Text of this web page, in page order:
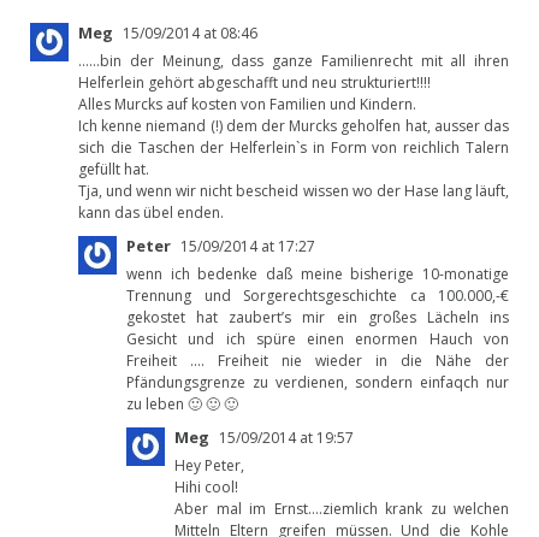
Meg 15/09/2014 at 08:46
……bin der Meinung, dass ganze Familienrecht mit all ihren
Helferlein gehört abgeschafft und neu strukturiert!!!!
Alles Murcks auf kosten von Familien und Kindern.
Ich kenne niemand (!) dem der Murcks geholfen hat, ausser das
sich die Taschen der Helferlein`s in Form von reichlich Talern
gefüllt hat.
Tja, und wenn wir nicht bescheid wissen wo der Hase lang läuft,
kann das übel enden.
Peter 15/09/2014 at 17:27
wenn ich bedenke daß meine bisherige 10-monatige
Trennung und Sorgerechtsgeschichte ca 100.000,-€
gekostet hat zaubert’s mir ein großes Lächeln ins
Gesicht und ich spüre einen enormen Hauch von
Freiheit …. Freiheit nie wieder in die Nähe der
Pfändungsgrenze zu verdienen, sondern einfaqch nur
zu leben 🙂 🙂 🙂
Meg 15/09/2014 at 19:57
Hey Peter,
Hihi cool!
Aber mal im Ernst….ziemlich krank zu welchen
Mitteln Eltern greifen müssen. Und die Kohle